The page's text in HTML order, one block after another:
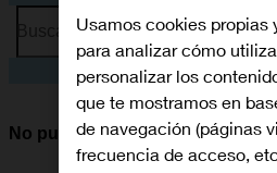
Busca por problema o tema
No puedo instalar una app
Usamos cookies propias
para analizar cómo
personalizar los
que te mostramos en
de navegación (páginas
frecuencia de acceso,